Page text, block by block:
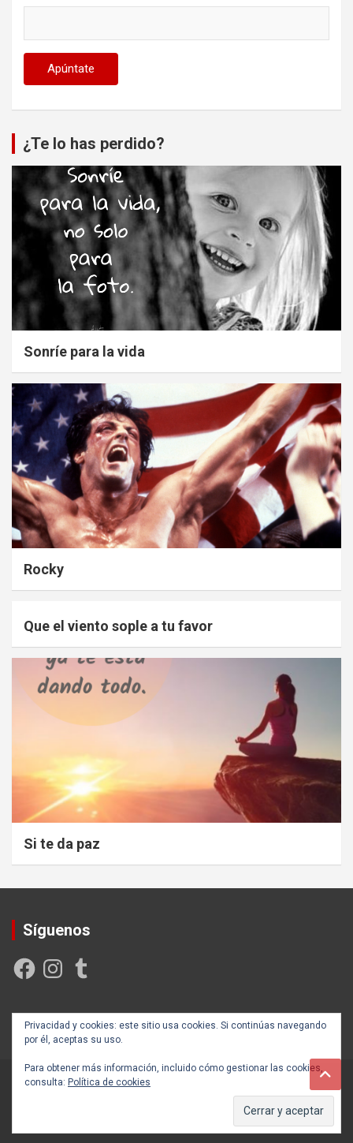
¿Te lo has perdido?
Sonríe para la vida
Rocky
Que el viento sople a tu favor
Si te da paz
Síguenos
FacebookInstagramTumblr
Privacidad y cookies: este sitio usa cookies. Si continúas navegando
por él, aceptas su uso.
Para obtener más información, incluido cómo gestionar las cookies,
consulta: Política de cookies
Creada y posicionada por Rogama Informática
Autoayúdate